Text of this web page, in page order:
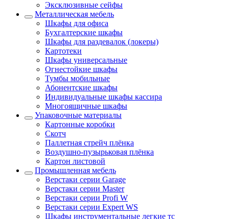
Эксклюзивные сейфы
Металлическая мебель
Шкафы для офиса
Бухгалтерские шкафы
Шкафы для раздевалок (локеры)
Картотеки
Шкафы универсальные
Огнестойкие шкафы
Тумбы мобильные
Абонентские шкафы
Индивидуальные шкафы кассира
Многоящичные шкафы
Упаковочные материалы
Картонные коробки
Скотч
Паллетная стрейч плёнка
Воздушно-пузырьковая плёнка
Картон листовой
Промышленная мебель
Верстаки серии Garage
Верстаки серии Master
Верстаки серии Profi W
Верстаки серии Expert WS
Шкафы инструментальные легкие тс